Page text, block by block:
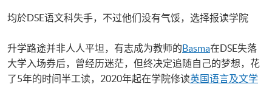
均於DSE语文科失手，不过他们没有气馁，选择报读学院
升学路途并非人人平坦，有志成为教师的Basma在DSE失落
大学入场券后，曾经历迷茫，但终决定追随自己的梦想，花
了5年的时间半工读，2020年起在学院修读英国语言及文学